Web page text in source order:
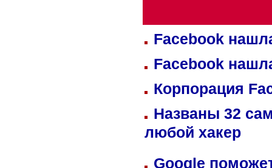
Facebook
Facebook
Корпорация
Названы 32
любой хакер
Google